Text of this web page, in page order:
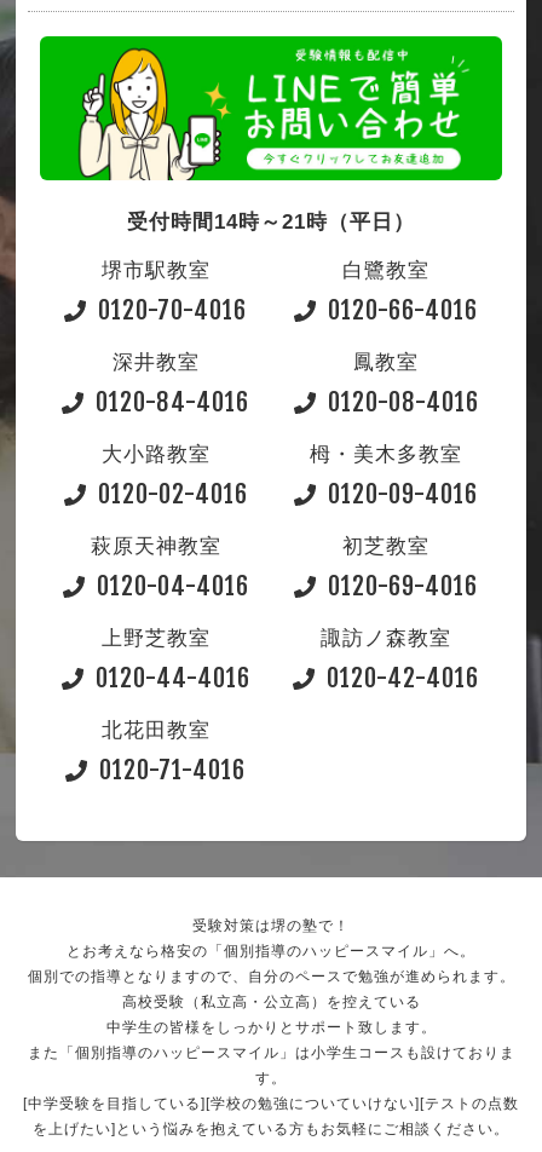
受付時間14時～21時（平日）
堺市駅教室
0120-70-4016
白鷺教室
0120-66-4016
深井教室
0120-84-4016
鳳教室
0120-08-4016
大小路教室
0120-02-4016
栂・美木多教室
0120-09-4016
萩原天神教室
0120-04-4016
初芝教室
0120-69-4016
上野芝教室
0120-44-4016
諏訪ノ森教室
0120-42-4016
北花田教室
0120-71-4016
受験対策は堺の塾で！
とお考えなら格安の「個別指導のハッピースマイル」へ。
個別での指導となりますので、自分のペースで勉強が進められます。
高校受験（私立高・公立高）を控えている
中学生の皆様をしっかりとサポート致します。
また「個別指導のハッピースマイル」は小学生コースも設けておりま
す。
[中学受験を目指している][学校の勉強についていけない][テストの点数
を上げたい]という悩みを抱えている方もお気軽にご相談ください。